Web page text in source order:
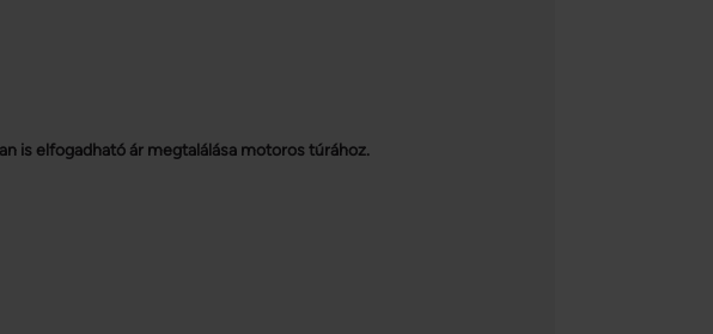
is elfogadható ár megtalálása motoros túrához.